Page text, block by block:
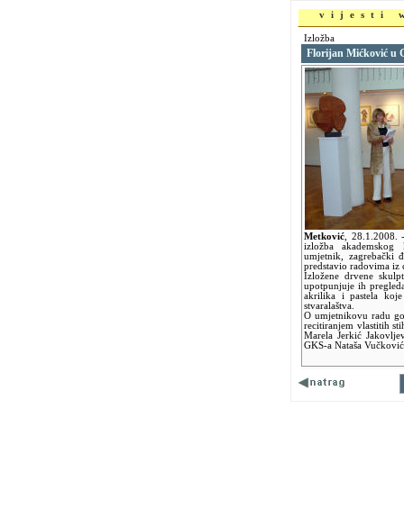
vijesti
Izložba
Florijan Mićković u
Metković 28.1.2008.
izložba
umjetnik, zagrebački
predstavio radovima iz
Izložene drvene
upotpunjuje ih
akrilika i pastela koje
stvaralaštva.
O umjetnikovu radu
recitiranjem vlastitih
Marela Jerkić
GKS-a Nataša